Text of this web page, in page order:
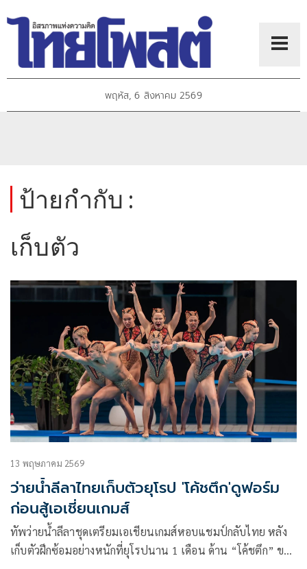
พฤหัส, 6 สิงหาคม 2569
ป้ายกำกับ :
เก็บตัว
13 พฤษภาคม 2569
ว่ายน้ำลีลาไทยเก็บตัวยุโรป 'โค้ชตึก'ดูฟอร์ม
ก่อนสู้เอเชี่ยนเกมส์
ทัพว่ายน้ำลีลาชุดเตรียมเอเชียนเกมส์หอบแชมป์กลับไทย หลัง
เก็บตัวฝึกซ้อมอย่างหนักที่ยุโรปนาน 1 เดือน ด้าน “โค้ชตึก” ขอ